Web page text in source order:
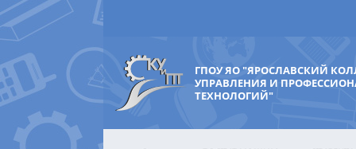
ГПОУ ЯО "ЯРОСЛАВСКИЙ
УПРАВЛЕНИЯ И
ТЕХНОЛОГИЙ"